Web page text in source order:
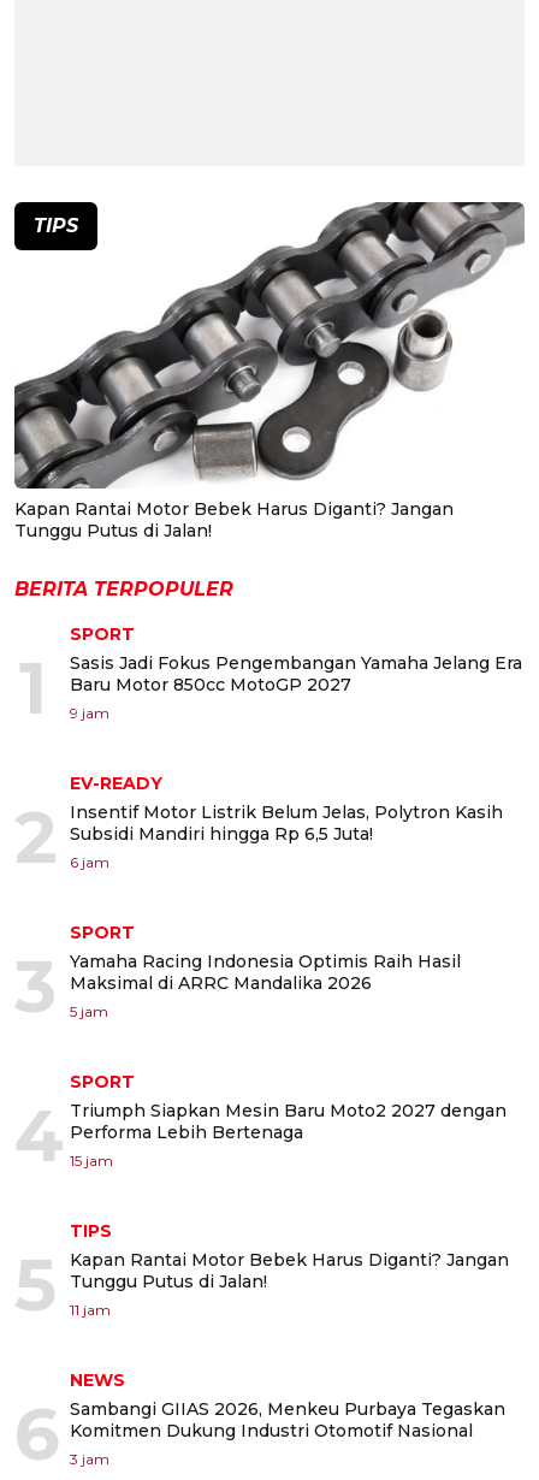
TIPS
Kapan Rantai Motor Bebek Harus Diganti? Jangan
Tunggu Putus di Jalan!
BERITA TERPOPULER
1
SPORT
Sasis Jadi Fokus Pengembangan Yamaha Jelang Era
Baru Motor 850cc MotoGP 2027
9 jam
2
EV-READY
Insentif Motor Listrik Belum Jelas, Polytron Kasih
Subsidi Mandiri hingga Rp 6,5 Juta!
6 jam
3
SPORT
Yamaha Racing Indonesia Optimis Raih Hasil
Maksimal di ARRC Mandalika 2026
5 jam
4
SPORT
Triumph Siapkan Mesin Baru Moto2 2027 dengan
Performa Lebih Bertenaga
15 jam
5
TIPS
Kapan Rantai Motor Bebek Harus Diganti? Jangan
Tunggu Putus di Jalan!
11 jam
6
NEWS
Sambangi GIIAS 2026, Menkeu Purbaya Tegaskan
Komitmen Dukung Industri Otomotif Nasional
3 jam